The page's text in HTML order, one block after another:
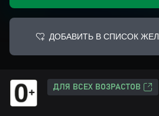
ДОБАВИТЬ В СПИСОК
ДЛЯ ВСЕХ ВОЗРАСТОВ